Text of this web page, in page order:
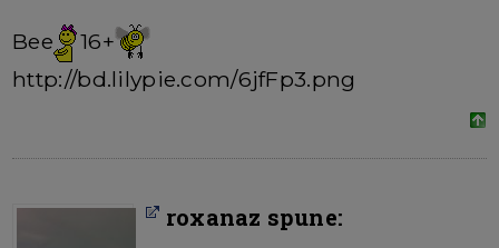
Bee
16+
http://bd.lilypie.com/6jfFp3.png
roxanaz spune: